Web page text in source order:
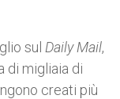
sul Daily Mail,
di migliaia di
creati più